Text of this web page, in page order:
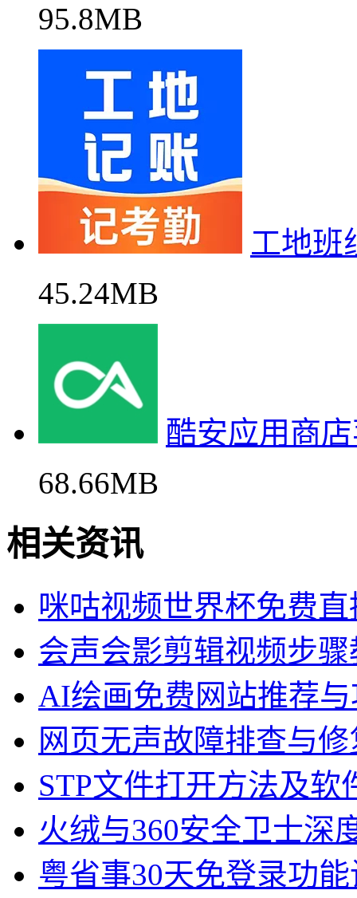
95.8MB
工地班
45.24MB
酷安应用商
68.66MB
相关资讯
咪咕视频世界杯免费
会声会影剪辑视频步骤
AI绘画免费网站推荐
网页无声故障排查与
STP文件打开方法及软
火绒与360安全卫士深
粤省事30天免登录功